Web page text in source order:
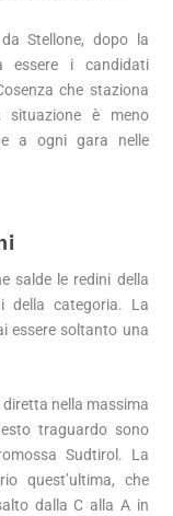
Stellone, dopo la
essere i candidati
che staziona
situazione è meno
a ogni gara nelle
salde le redini della
della categoria. La
essere soltanto una
nella massima
traguardo sono
Sudtirol. La
quest’ultima, che
dalla C alla A in